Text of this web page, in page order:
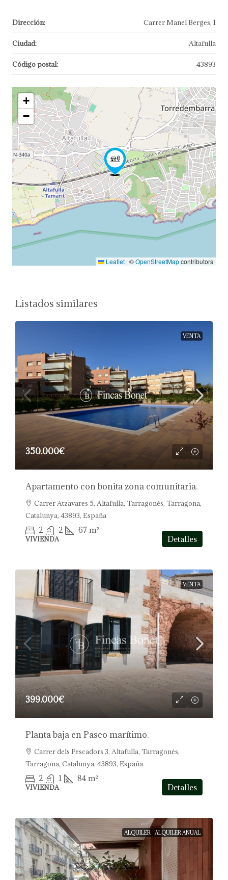
Dirección: Carrer Manel Berges, 1
Ciudad: Altafulla
Código postal: 43893
+
−
Leaflet | ©OpenStreetMapcontributors
Listados similares
VENTA
350.000€
Apartamento con bonita zona comunitaria.
Carrer Atzavares 5, Altafulla, Tarragonès, Tarragona,
Catalunya, 43893, España
2 2 67 m²
VIVIENDA Detalles
VENTA
399.000€
Planta baja en Paseo marítimo.
Carrer dels Pescadors 3, Altafulla, Tarragonès,
Tarragona, Catalunya, 43893, España
2 1 84 m²
VIVIENDA Detalles
ALQUILER ALQUILER ANUAL